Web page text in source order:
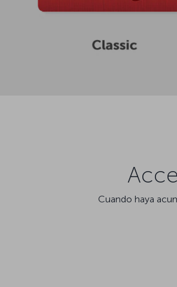
Cuando haya